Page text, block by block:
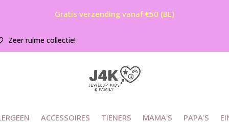
ACCESSOIRES TIENERS MAMA'S PAPA'S
Zeer ruime collectie!
Gratis verzending vanaf €50 (BE)